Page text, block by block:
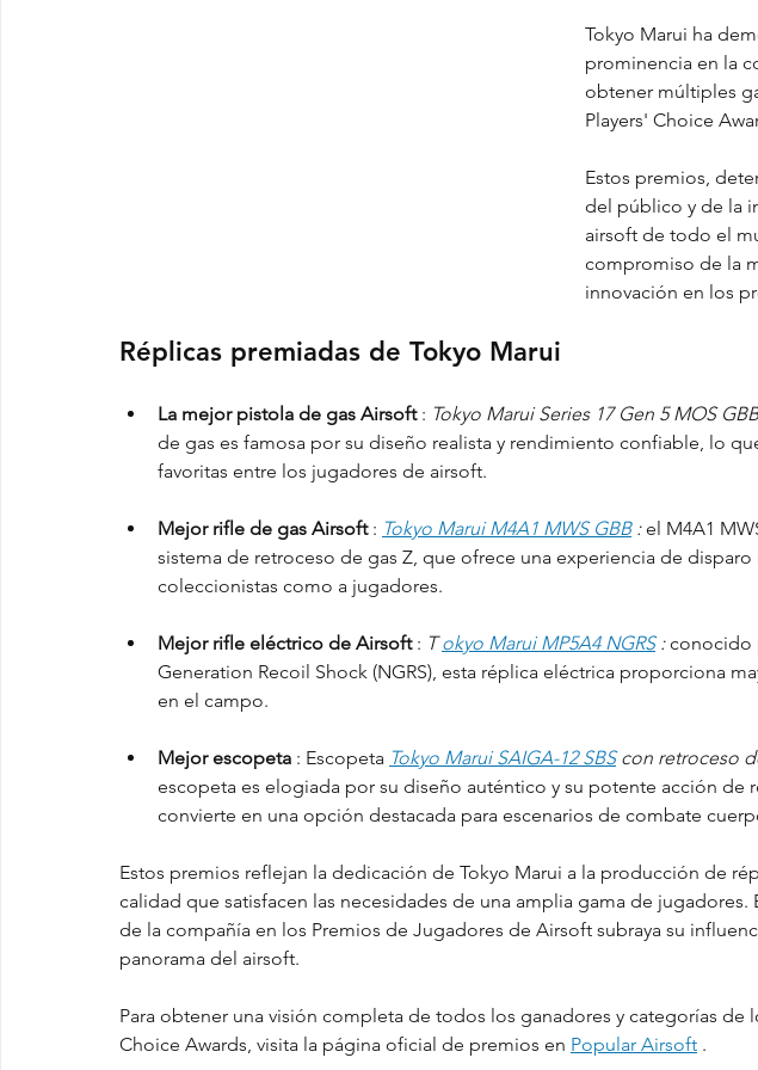
Tokyo Marui ha
prominencia en la
obtener múltiples
Players' Choice
Estos premios,
del público y de la
airsoft de todo el
compromiso de la
innovación en los
Réplicas premiadas de Tokyo Marui
La mejor pistola de gas Airsoft : Tokyo Marui Series 17 Gen 5 MOS
de gas es famosa por su diseño realista y rendimiento confiable, lo
favoritas entre los jugadores de airsoft.
Mejor rifle de gas Airsoft : Tokyo Marui M4A1 MWS GBB : el M4A1
sistema de retroceso de gas Z, que ofrece una experiencia de disparo
coleccionistas como a jugadores.
Mejor rifle eléctrico de Airsoft : T okyo Marui MP5A4 NGRS : conocido
Generation Recoil Shock (NGRS), esta réplica eléctrica proporciona
en el campo.
Mejor escopeta : Escopeta Tokyo Marui SAIGA-12 SBS con retroceso
escopeta es elogiada por su diseño auténtico y su potente acción de
convierte en una opción destacada para escenarios de combate
Estos premios reflejan la dedicación de Tokyo Marui a la producción de
calidad que satisfacen las necesidades de una amplia gama de
de la compañía en los Premios de Jugadores de Airsoft subraya su
panorama del airsoft.
Para obtener una visión completa de todos los ganadores y categorías de
Choice Awards, visita la página oficial de premios en Popular Airsoft .